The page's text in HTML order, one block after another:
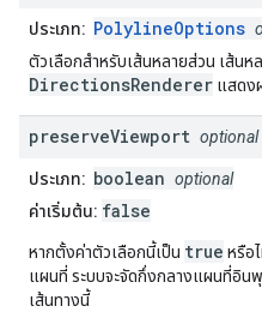
ประเภท: PolylineOptions
ตัวเลือกสำหรับเส้นหลายส่วน เส้นห
DirectionsRenderer แสดง
preserveViewport optional
ประเภท: boolean optional
ค่าเริ่มต้น: false
หากตั้งค่าตัวเลือกนี้เป็น true หรือ
แผนที่ ระบบจะจัดกึ่งกลางแผนที่อิน
เส้นทางนี้